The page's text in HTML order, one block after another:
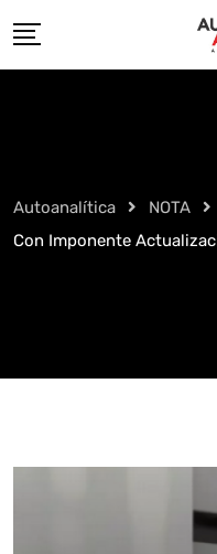
to
Autoanalítica NOTA
Con Imponente